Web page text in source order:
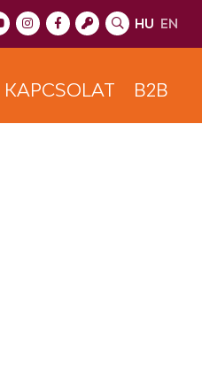
HU EN
KAPCSOLAT B2B